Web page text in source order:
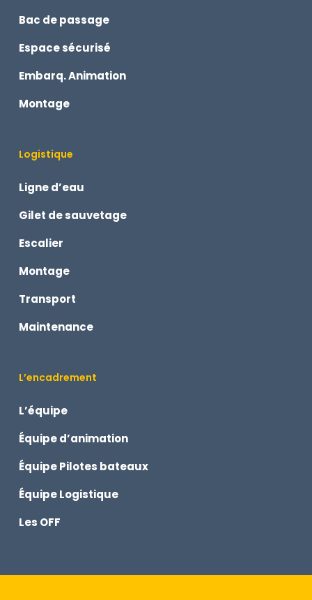
Bac de passage
Espace sécurisé
Embarq. Animation
Montage
Logistique
Ligne d’eau
Gilet de sauvetage
Escalier
Montage
Transport
Maintenance
L’encadrement
L’équipe
Équipe d’animation
Équipe Pilotes bateaux
Équipe Logistique
Les OFF